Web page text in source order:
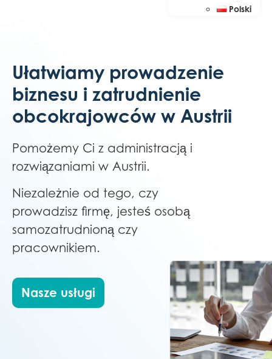
Polski
Ułatwiamy prowadzenie
biznesu i zatrudnienie
obcokrajowców w Austrii
Pomożemy Ci z administracją i
rozwiązaniami w Austrii.
Niezależnie od tego, czy
prowadzisz firmę, jesteś osobą
samozatrudnioną czy
pracownikiem.
Nasze usługi